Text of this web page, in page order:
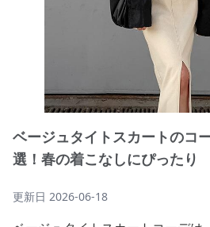
ベージュタイトスカートのコ
選！春の着こなしにぴったり
更新日 2026-06-18